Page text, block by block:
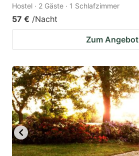
Hostel · 2 Gäste · 1 Schlafzimmer
57 € /Nacht
Zum Angebot